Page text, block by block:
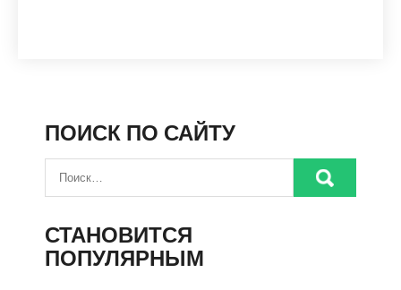
ПОИСК ПО САЙТУ
СТАНОВИТСЯ
ПОПУЛЯРНЫМ